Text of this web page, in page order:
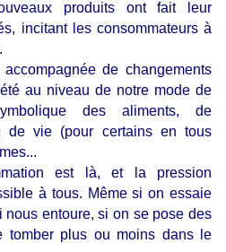
produits ont fait leur
incitant les consommateurs à
de changements
au niveau de notre mode de
des aliments, de
de vie (pour certains en tous
est là, et la pression
à tous. Même si on essaie
entoure, si on se pose des
tomber plus ou moins dans le